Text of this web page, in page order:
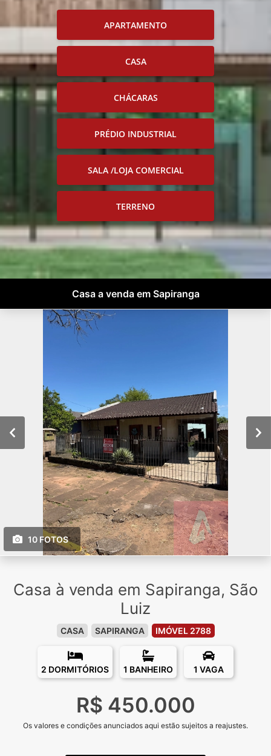
APARTAMENTO
CASA
CHÁCARAS
PRÉDIO INDUSTRIAL
SALA /LOJA COMERCIAL
TERRENO
Casa a venda em Sapiranga
10 FOTOS
Casa à venda em Sapiranga, São
Luiz
CASA SAPIRANGA IMÓVEL 2788
2 DORMITÓRIOS 1 BANHEIRO 1 VAGA
R$ 450.000
Os valores e condições anunciados aqui estão sujeitos a reajustes.